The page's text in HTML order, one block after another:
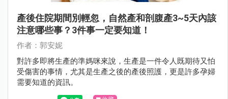
產後住院期間別輕忽，自然產和剖腹產3~5天內該
注意哪些事？3件事一定要知道！
作者：郭安妮
對許多即將生產的準媽咪來說，生產是一件令人既期待又怕
受傷害的事情，尤其是生產之後的產後照護，更是許多孕婦
需要知道的資訊。